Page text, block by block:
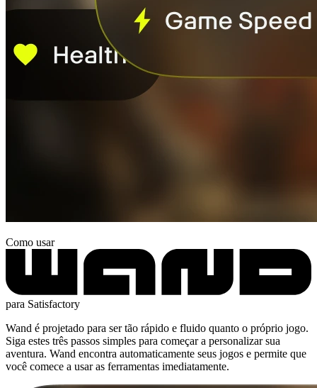
Como usar
para Satisfactory
Wand é projetado para ser tão rápido e fluido quanto o próprio jogo.
Siga estes três passos simples para começar a personalizar sua
aventura. Wand encontra automaticamente seus jogos e permite que
você comece a usar as ferramentas imediatamente.